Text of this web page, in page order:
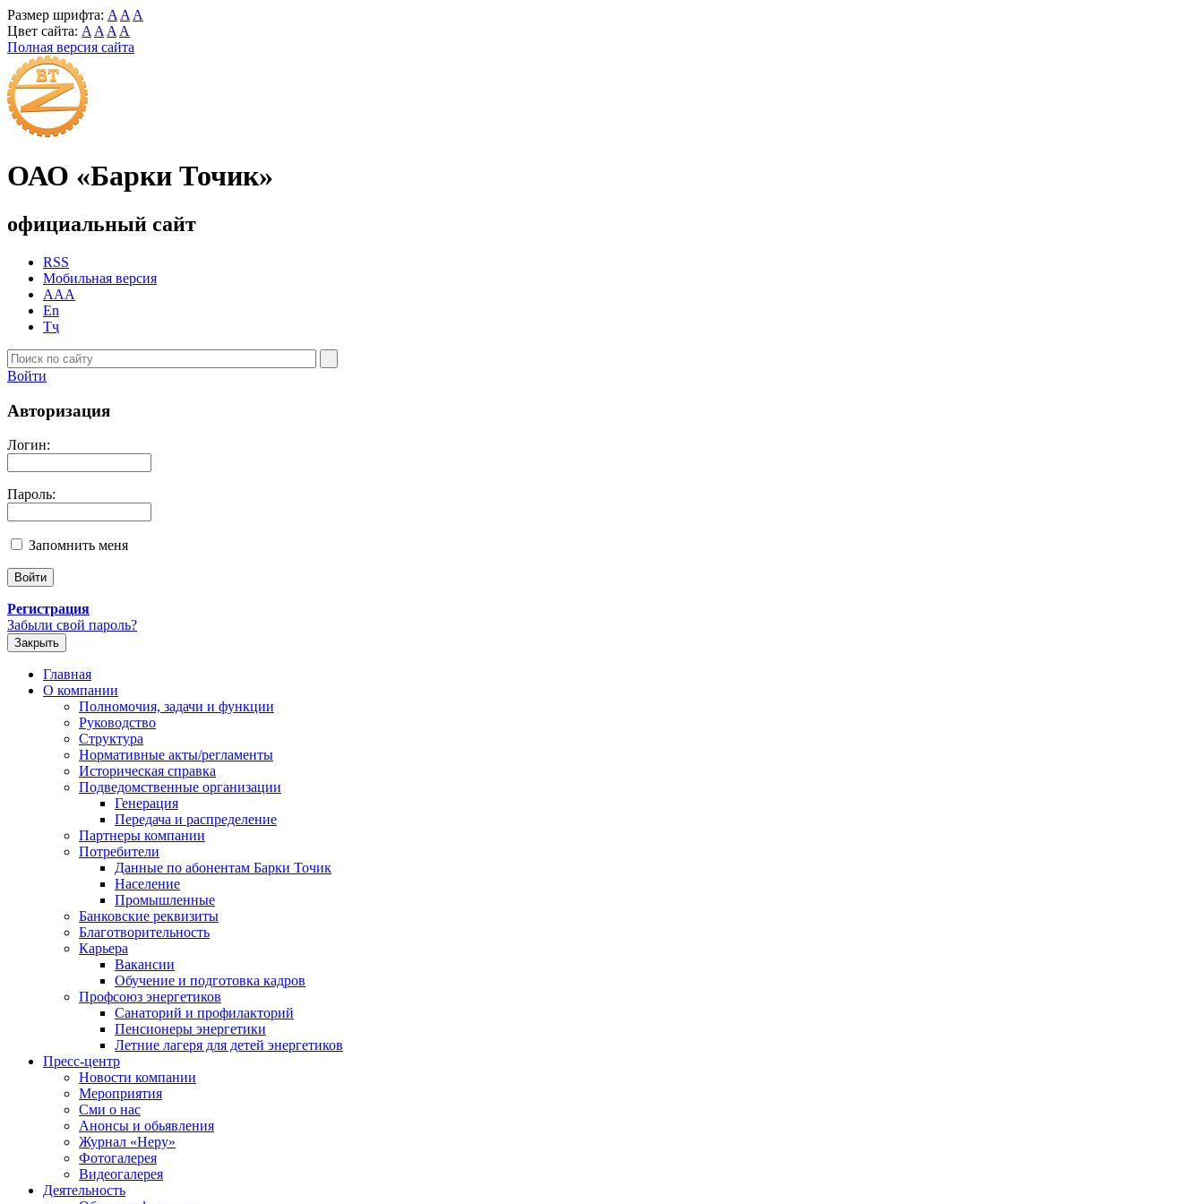
Размер шрифта: A A A
Цвет сайта: A A A A
Полная версия сайта
ОАО «Барки Точик»
официальный сайт
RSS
Мобильная версия
AAA
En
Тҷ
Войти
Авторизация
Логин:
Пароль:
Запомнить меня
Регистрация
Забыли свой пароль?
Закрыть
Главная
О компании
Полномочия, задачи и функции
Руководство
Структура
Нормативные акты/регламенты
Историческая справка
Подведомственные организации
Генерация
Передача и распределение
Партнеры компании
Потребители
Данные по абонентам Барки Точик
Население
Промышленные
Банковские реквизиты
Благотворительность
Карьера
Вакансии
Обучение и подготовка кадров
Профсоюз энергетиков
Санаторий и профилакторий
Пенсионеры энергетики
Летние лагеря для детей энергетиков
Пресс-центр
Новости компании
Мероприятия
Сми о нас
Анонсы и обьявления
Журнал «Неру»
Фотогалерея
Видеогалерея
Деятельность